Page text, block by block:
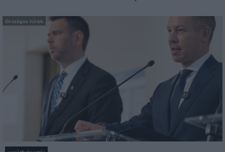
Országos hírek